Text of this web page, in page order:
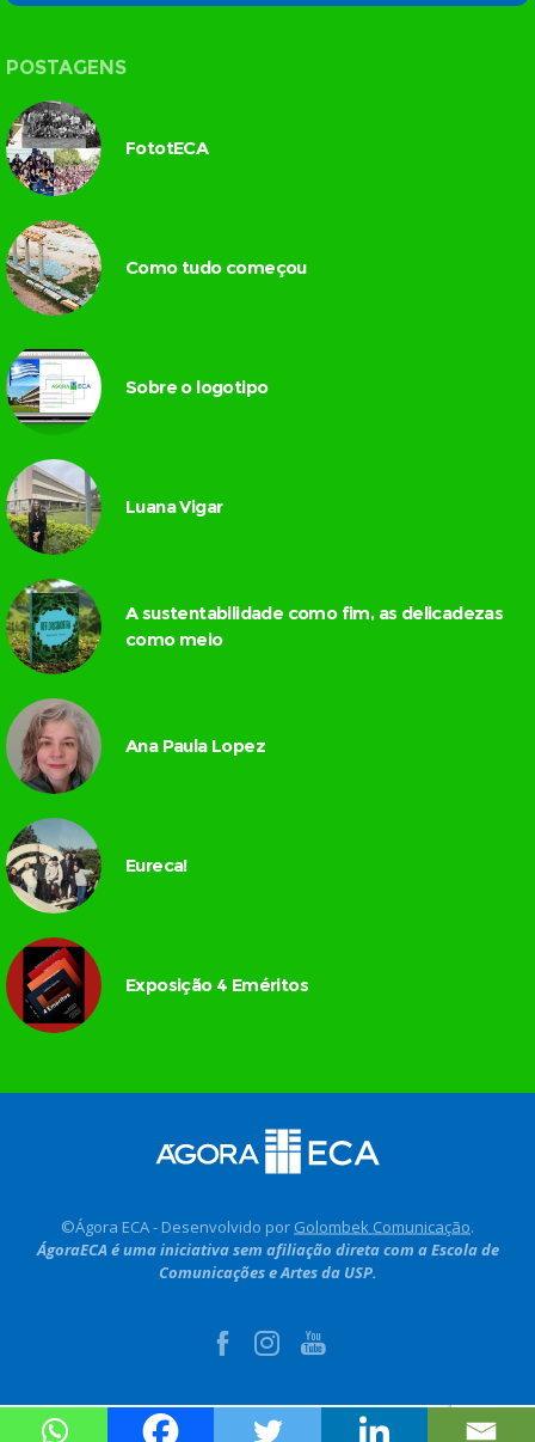
POSTAGENS
FototECA
Como tudo começou
Sobre o logotipo
Luana Vigar
A sustentabilidade como fim, as delicadezas
como meio
Ana Paula Lopez
Eureca!
Exposição 4 Eméritos
©Ágora ECA - Desenvolvido por Golombek Comunicação.
ÁgoraECA é uma iniciativa sem afiliação direta com a Escola de
Comunicações e Artes da USP.